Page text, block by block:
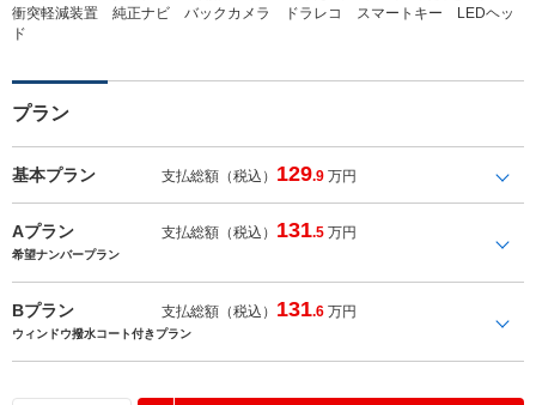
衝突軽減装置 純正ナビ バックカメラ ドラレコ スマートキー LEDヘッ
ド
プラン
基本プラン 支払総額（税込） 129.9 万円
Aプラン 支払総額（税込） 131.5 万円
希望ナンバープラン
Bプラン 支払総額（税込） 131.6 万円
ウィンドウ撥水コート付きプラン